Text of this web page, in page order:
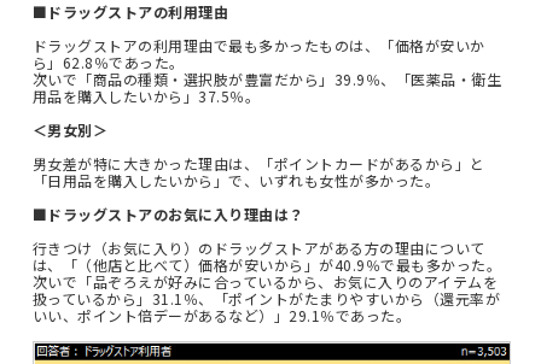
■ドラッグストアの利用理由
ドラッグストアの利用理由で最も多かったものは、「価格が安いか
ら」62.8％であった。
次いで「商品の種類・選択肢が豊富だから」39.9％、「医薬品・衛生
用品を購入したいから」37.5％。
＜男女別＞
男女差が特に大きかった理由は、「ポイントカードがあるから」と
「日用品を購入したいから」で、いずれも女性が多かった。
■ドラッグストアのお気に入り理由は？
行きつけ（お気に入り）のドラッグストアがある方の理由について
は、「（他店と比べて）価格が安いから」が40.9％で最も多かった。
次いで「品ぞろえが好みに合っているから、お気に入りのアイテムを
扱っているから」31.1％、「ポイントがたまりやすいから（還元率が
いい、ポイント倍デーがあるなど）」29.1％であった。